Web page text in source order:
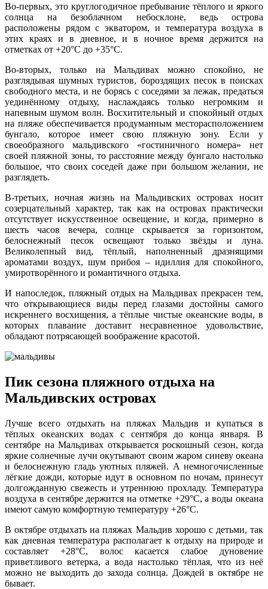
Во-первых, это круглогодичное пребывание тёплого и яркого
солнца на безоблачном небосклоне, ведь острова
расположены рядом с экватором, и температура воздуха в
этих краях и в дневное, и в ночное время держится на
отметках от +20°С до +35°С.
Во-вторых, только на Мальдивах можно спокойно, не
разглядывая шумных туристов, бороздящих песок в поисках
свободного места, и не борясь с соседями за лежак, предаться
уединённому отдыху, наслаждаясь только негромким и
напевным шумом волн. Восхитительный и спокойный отдых
на пляже обеспечивается продуманным месторасположением
бунгало, которое имеет свою пляжную зону. Если у
своеобразного мальдивского «гостиничного номера» нет
своей пляжной зоны, то расстояние между бунгало настолько
большое, что своих соседей даже при большом желании, не
разглядеть.
В-третьих, ночная жизнь на Мальдивских островах носит
созерцательный характер, так как на островах практически
отсутствует искусственное освещение, и когда, примерно в
шесть часов вечера, солнце скрывается за горизонтом,
белоснежный песок освещают только звёзды и луна.
Великолепный вид, тёплый, наполненный дразнящими
ароматами воздух, шум прибоя – идиллия для спокойного,
умиротворённого и романтичного отдыха.
И напоследок, пляжный отдых на Мальдивах прекрасен тем,
что открывающиеся виды перед глазами достойны самого
искреннего восхищения, а тёплые чистые океанские воды, в
которых плавание доставит несравненное удовольствие,
обладают потрясающей воображение красотой.
Пик сезона пляжного отдыха на
Мальдивских островах
Лучше всего отдыхать на пляжах Мальдив и купаться в
тёплых океанских водах с сентября до конца января. В
сентябре на Мальдивах открывается роскошный сезон, когда
яркие солнечные лучи окутывают своим жаром синеву океана
и белоснежную гладь уютных пляжей. А немногочисленные
лёгкие дожди, которые идут в основном по ночам, принесут
долгожданную свежесть и утреннюю прохладу. Температура
воздуха в сентябре держится на отметке +29°С, а воды океана
имеют самую комфортную температуру +26°С.
В октябре отдыхать на пляжах Мальдив хорошо с детьми, так
как дневная температура располагает к отдыху на природе и
составляет +28°С, волос касается слабое дуновение
приветливого ветерка, а вода настолько тёплая, что из неё
можно не выходить до захода солнца. Дождей в октябре не
бывает.